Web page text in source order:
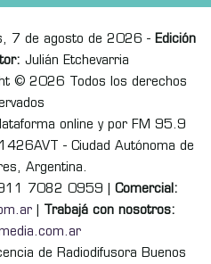
7 de agosto de 2026 - Edición
Julián Etchevarria
© 2026 Todos los derechos
online y por FM 95.9
- Ciudad Autónoma de
Argentina.
7082 0959 | Comercial:
Trabajá con nosotros:
de Radiodifusora Buenos